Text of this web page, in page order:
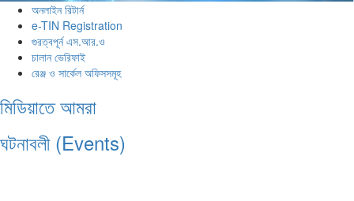
অনলাইন রিটার্ন
e-TIN Registration
গুরত্বপূর্ন এস.আর.ও
চালান ভেরিফাই
রেঞ্জ ও সার্কেল অফিসসমূহ
মিডিয়াতে আমরা
ঘটনাবলী (Events)